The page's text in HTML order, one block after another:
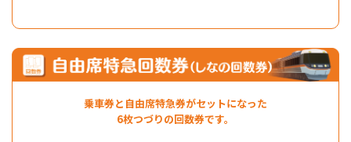
乗車券と自由席特急券がセットになった
6枚つづりの回数券です。